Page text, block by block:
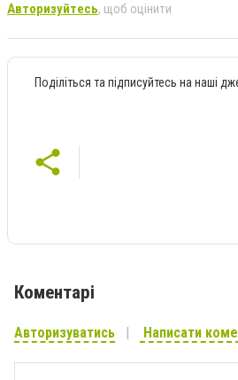
Авторизуйтесь, щоб оцінити
Поділіться та підписуйтесь на наші
Коментарі
Авторизуватись Написати